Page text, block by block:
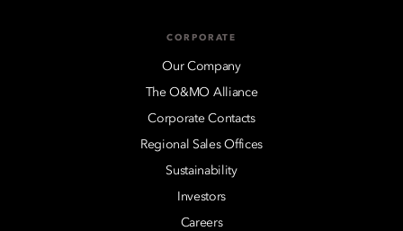
CORPORATE
Our Company
The O&MO Alliance
Corporate Contacts
Regional Sales Offices
Sustainability
Investors
Careers